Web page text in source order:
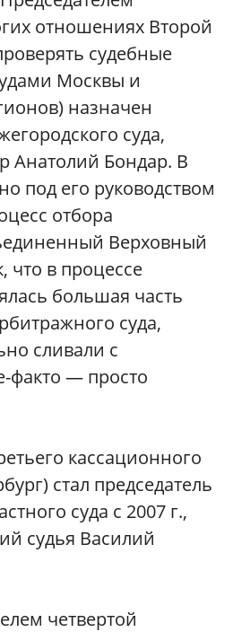
отношениях Второй
судебные
Москвы и
назначен
суда,
Анатолий Бондар. В
под его руководством
отбора
Верховный
что в процессе
большая часть
суда,
сливали с
факто — просто
кассационного
стал председатель
суда с 2007 г.,
судья Василий
четвертой